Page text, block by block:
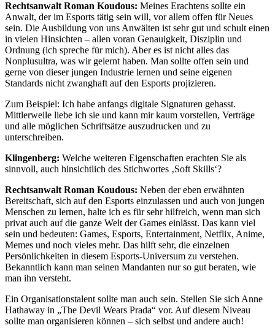
Rechtsanwalt Roman Koudous: Meines Erachtens sollte ein
Anwalt, der im Esports tätig sein will, vor allem offen für Neues
sein. Die Ausbildung von uns Anwälten ist sehr gut und schult einen
in vielen Hinsichten – allen voran Genauigkeit, Disziplin und
Ordnung (ich spreche für mich). Aber es ist nicht alles das
Nonplusultra, was wir gelernt haben. Man sollte offen sein und
gerne von dieser jungen Industrie lernen und seine eigenen
Standards nicht zwanghaft auf den Esports projizieren.
Zum Beispiel: Ich habe anfangs digitale Signaturen gehasst.
Mittlerweile liebe ich sie und kann mir kaum vorstellen, Verträge
und alle möglichen Schriftsätze auszudrucken und zu
unterschreiben.
Klingenberg: Welche weiteren Eigenschaften erachten Sie als
sinnvoll, auch hinsichtlich des Stichwortes ‚Soft Skills‘?
Rechtsanwalt Roman Koudous: Neben der eben erwähnten
Bereitschaft, sich auf den Esports einzulassen und auch von jungen
Menschen zu lernen, halte ich es für sehr hilfreich, wenn man sich
privat auch auf die ganze Welt der Games einlässt. Das kann viel
sein und bedeuten: Games, Esports, Entertainment, Netflix, Anime,
Memes und noch vieles mehr. Das hilft sehr, die einzelnen
Persönlichkeiten in diesem Esports-Universum zu verstehen.
Bekanntlich kann man seinen Mandanten nur so gut beraten, wie
man ihn versteht.
Ein Organisationstalent sollte man auch sein. Stellen Sie sich Anne
Hathaway in „The Devil Wears Prada“ vor. Auf diesem Niveau
sollte man organisieren können – sich selbst und andere auch!